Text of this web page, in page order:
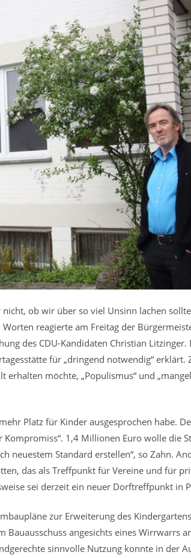
ob wir über so viel Unsinn lachen
reagierte am Freitag der
des CDU-Kandidaten Christian Litzinger.
für „dringend notwendig“ erklärt.
erhalten möchte, „Populismus“ und
Platz für Kinder ausgesprochen habe.
1,4 Millionen Euro wolle die
neuestem Standard erstellen“, so Zahn.
das als Treffpunkt für Vereine und für
sei derzeit ein neuer Dorftreffpunkt in
zur Erweiterung des
angesichts eines Wirrwarrs
sinnvolle Nutzung konnte in der